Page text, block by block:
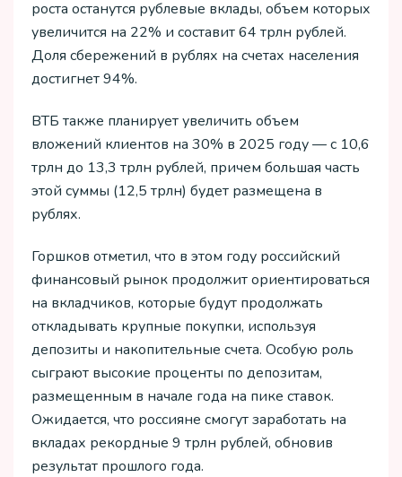
роста останутся рублевые вклады, объем которых
увеличится на 22% и составит 64 трлн рублей.
Доля сбережений в рублях на счетах населения
достигнет 94%.
ВТБ также планирует увеличить объем
вложений клиентов на 30% в 2025 году — с 10,6
трлн до 13,3 трлн рублей, причем большая часть
этой суммы (12,5 трлн) будет размещена в
рублях.
Горшков отметил, что в этом году российский
финансовый рынок продолжит ориентироваться
на вкладчиков, которые будут продолжать
откладывать крупные покупки, используя
депозиты и накопительные счета. Особую роль
сыграют высокие проценты по депозитам,
размещенным в начале года на пике ставок.
Ожидается, что россияне смогут заработать на
вкладах рекордные 9 трлн рублей, обновив
результат прошлого года.